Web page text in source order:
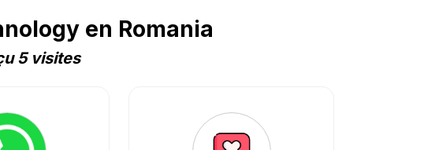
en Romania
5 visites